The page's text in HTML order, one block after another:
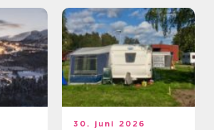
30. juni 2026